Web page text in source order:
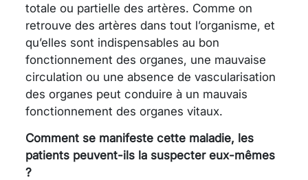
totale ou partielle des artères. Comme on
retrouve des artères dans tout l’organisme, et
qu’elles sont indispensables au bon
fonctionnement des organes, une mauvaise
circulation ou une absence de vascularisation
des organes peut conduire à un mauvais
fonctionnement des organes vitaux.
Comment se manifeste cette maladie, les
patients peuvent-ils la suspecter eux-mêmes
?